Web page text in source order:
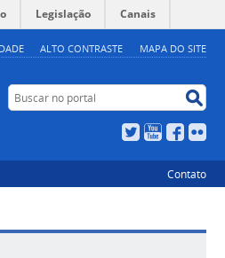
ALTO CONTRASTE MAPA DO SITE
Legislação Canais
Buscar no portal
TwitterYouTubeFacebook
Contato